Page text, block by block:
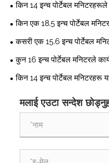
किन 14 इन्च पोर्टेबल
बनाउँदछ?
किन एक 18.5 इन्च पोर्टेबल
कसरी एक 15.6 इन्च पोर्टेबल
बनाउन सक्छ?
कुन 16 इन्च पोर्टेबल मनिटरले
सहज बनाउँछ?
किन 14 इन्च पोर्टेबल मनिटरहरू
मलाई एउटा सन्देश